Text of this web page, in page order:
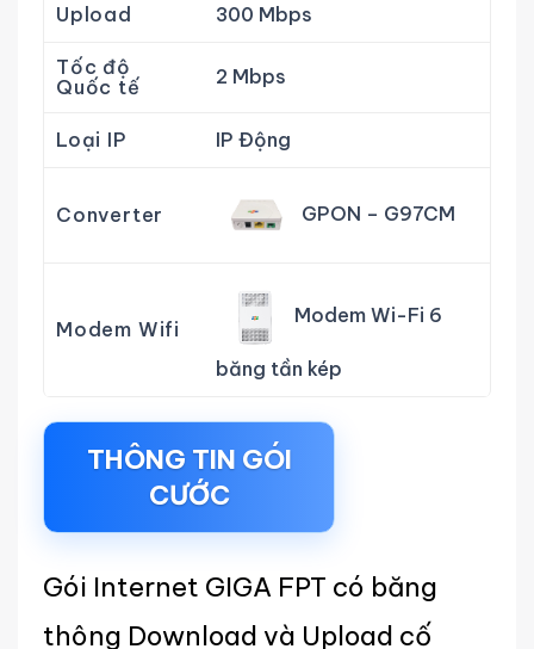
Upload 300 Mbps
Tốc độ
Quốc tế
2 Mbps
Loại IP IP Động
Converter GPON – G97CM
Modem Wifi
Modem Wi-Fi 6
băng tần kép
THÔNG TIN GÓI
CƯỚC
Gói Internet GIGA FPT có băng
thông Download và Upload cố